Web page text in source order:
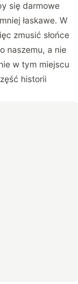
się darmowe
łaskawe. W
zmusić słońce
naszemu, a nie
w tym miejscu
historii